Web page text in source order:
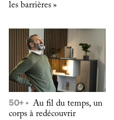
les barrières »
50+
Au fil du temps, un
corps à redécouvrir